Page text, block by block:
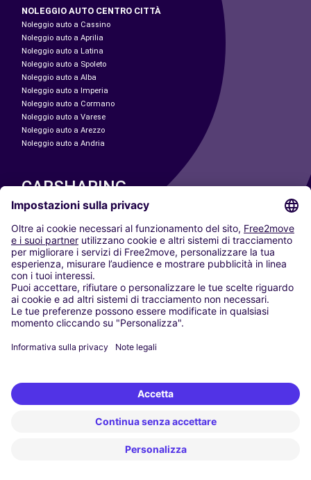
NOLEGGIO AUTO CENTRO CITTÀ
Noleggio auto a Cassino
Noleggio auto a Aprilia
Noleggio auto a Latina
Noleggio auto a Spoleto
Noleggio auto a Alba
Noleggio auto a Imperia
Noleggio auto a Cormano
Noleggio auto a Varese
Noleggio auto a Arezzo
Noleggio auto a Andria
CARSHARING
LE NOSTRE CITTÀ
Paris
Madrid
Washington DC
Milano
Roma
Torino
Vienna
Berlino
Düsseldorf